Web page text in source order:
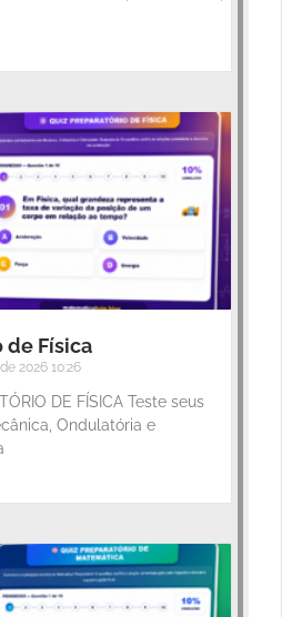
de Física
2026 10:26
DE FÍSICA Teste seus
Ondulatória e